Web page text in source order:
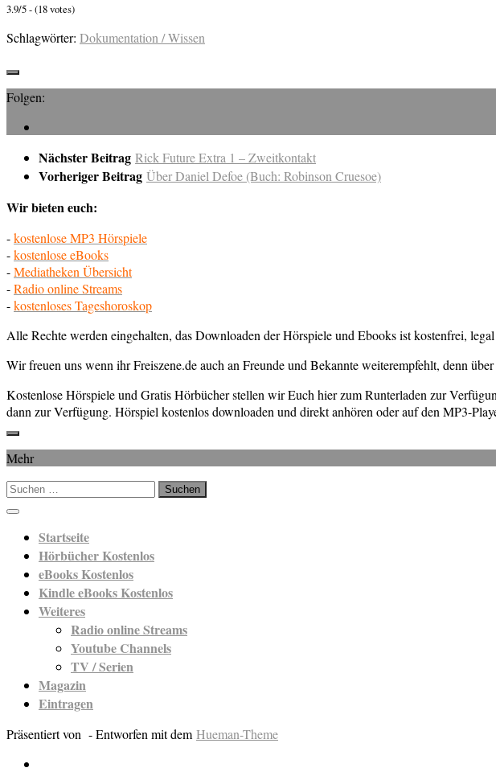
3.9/5 - (18 votes)
Schlagwörter: Dokumentation / Wissen
Folgen:
Nächster Beitrag Rick Future Extra 1 – Zweitkontakt
Vorheriger Beitrag Über Daniel Defoe (Buch: Robinson Cruesoe)
Wir bieten euch:
-kostenlose MP3 Hörspiele
-kostenlose eBooks
-Mediatheken Übersicht
-Radio online Streams
-kostenloses Tageshoroskop
Alle Rechte werden eingehalten, das Downloaden der Hörspiele und Ebooks ist kostenfrei,
Wir freuen uns wenn ihr Freiszene.de auch an Freunde und Bekannte weiterempfehlt, denn
Kostenlose Hörspiele und Gratis Hörbücher stellen wir Euch hier zum Runterladen zur
dann zur Verfügung. Hörspiel kostenlos downloaden und direkt anhören oder auf den MP3-
Mehr
Suchen
nach:
Startseite
Hörbücher Kostenlos
eBooks Kostenlos
Kindle eBooks Kostenlos
Weiteres
Radio online Streams
Youtube Channels
TV / Serien
Magazin
Eintragen
Präsentiert von - Entworfen mit dem Hueman-Theme